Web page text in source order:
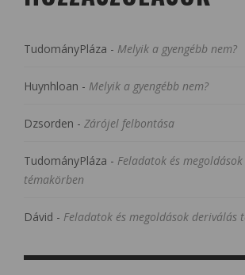
TudományPláza - Melyik a gyengébb nem?
Huynhloan - Melyik a gyengébb nem?
Dzsorden - Zárójel felbontása
TudományPláza - Feladatok és
témakörben
Dávid - Feladatok és megoldások deriválás